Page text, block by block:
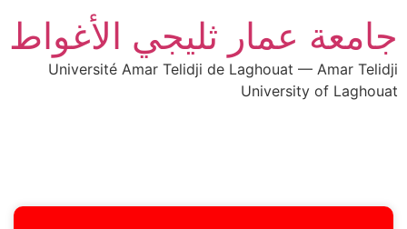
جامعة عمار ثليجي الأغواط
Université Amar Telidji de Laghouat — Amar Telidji
University of Laghouat